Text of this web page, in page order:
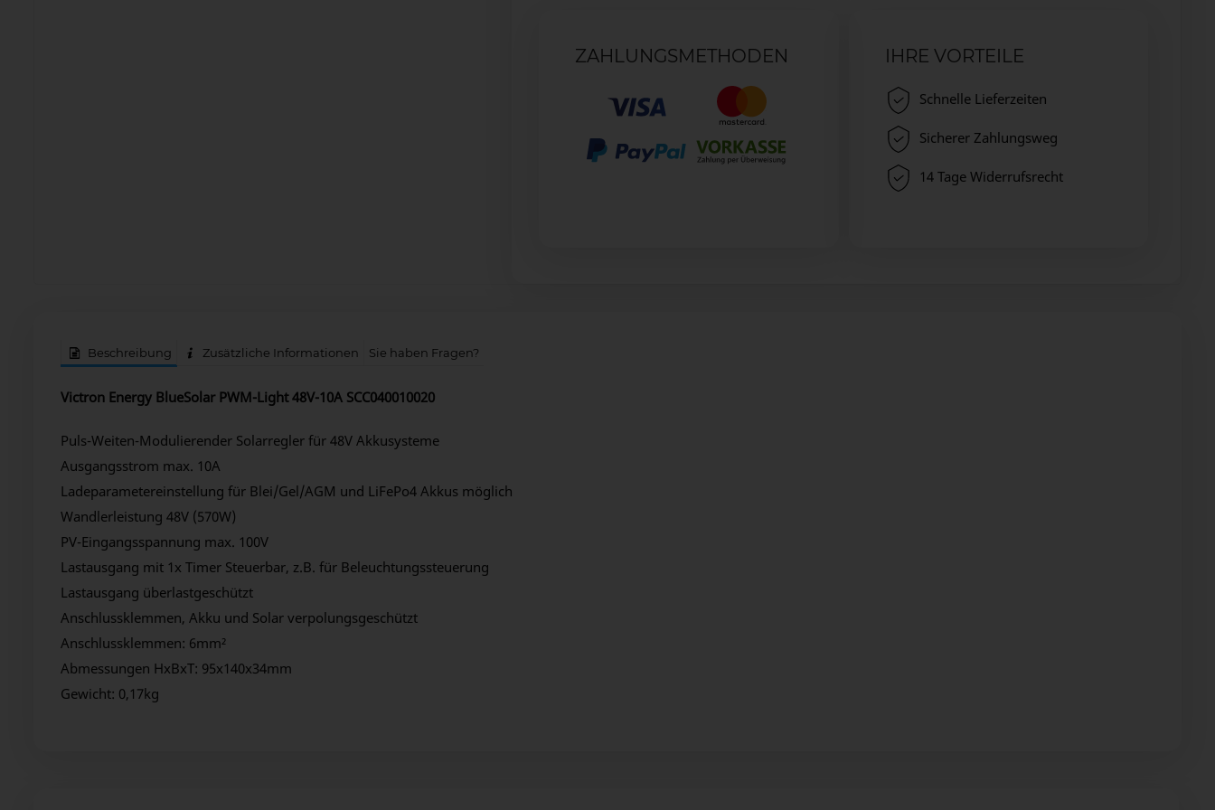
ZAHLUNGSMETHODEN IHRE VORTEILE
Schnelle Lieferzeiten
Sicherer Zahlungsweg
14 Tage Widerrufsrecht
Beschreibung Zusätzliche Informationen Sie haben Fragen?
Victron Energy BlueSolar PWM-Light 48V-10A SCC040010020
Puls-Weiten-Modulierender Solarregler für 48V Akkusysteme
Ausgangsstrom max. 10A
Ladeparametereinstellung für Blei/Gel/AGM und LiFePo4 Akkus möglich
Wandlerleistung 48V (570W)
PV-Eingangsspannung max. 100V
Lastausgang mit 1x Timer Steuerbar, z.B. für Beleuchtungssteuerung
Lastausgang überlastgeschützt
Anschlussklemmen, Akku und Solar verpolungsgeschützt
Anschlussklemmen: 6mm²
Abmessungen HxBxT: 95x140x34mm
Gewicht: 0,17kg